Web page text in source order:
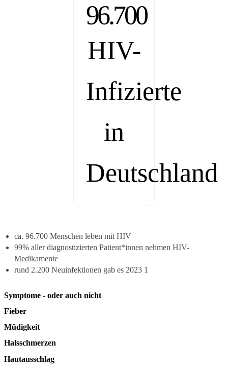
96.700
HIV-
Infizierte
in
Deutschland
ca. 96.700 Menschen leben mit HIV
99% aller diagnostizierten Patient*innen nehmen HIV-
Medikamente
rund 2.200 Neuinfektionen gab es 2023 1
Symptome - oder auch nicht
Fieber
Müdigkeit
Halsschmerzen
Hautausschlag